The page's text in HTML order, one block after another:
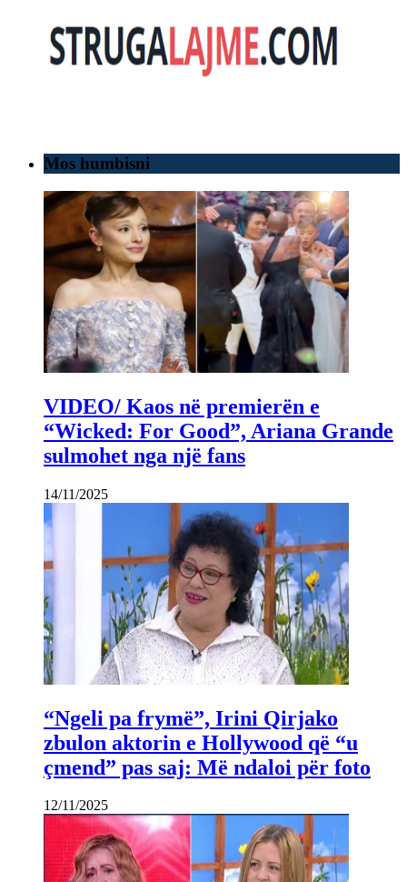
Mos humbisni
VIDEO/ Kaos në premierën e
“Wicked: For Good”, Ariana Grande
sulmohet nga një fans
14/11/2025
“Ngeli pa frymë”, Irini Qirjako
zbulon aktorin e Hollywood që “u
çmend” pas saj: Më ndaloi për foto
12/11/2025